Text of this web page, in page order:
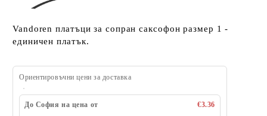
Vandoren платъци за сопран саксофон размер 1 -
единичен платък.
Ориентировъчни цени за доставка
До София на цена от
€3.36